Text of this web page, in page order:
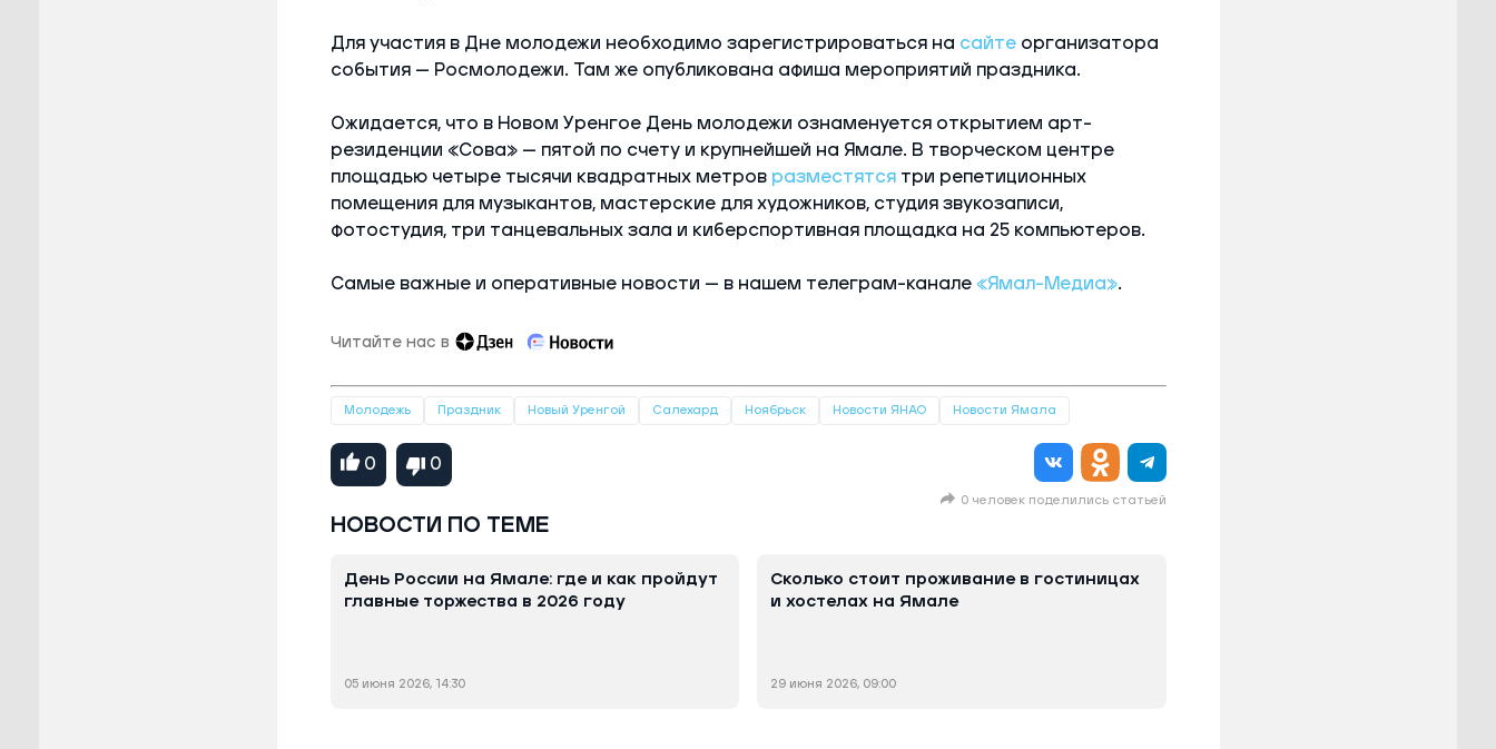
Для участия в Дне молодежи необходимо зарегистрироваться на сайтеорганизатора
события — Росмолодежи. Там же опубликована афиша мероприятий праздника.
Ожидается, что в Новом Уренгое День молодежи ознаменуется открытием арт-
резиденции «Сова» — пятой по счету и крупнейшей на Ямале. В творческом центре
площадью четыре тысячи квадратных метров разместятсятри репетиционных
помещения для музыкантов, мастерские для художников, студия звукозаписи,
фотостудия, три танцевальных зала и киберспортивная площадка на 25 компьютеров.
Самые важные и оперативные новости — в нашем телеграм-канале «Ямал-Медиа».
Читайте нас в
Молодежь Праздник Новый Уренгой Салехард Ноябрьск Новости ЯНАО Новости Ямала
0 0
0 человек поделились статьей
НОВОСТИ ПО ТЕМЕ
День России на Ямале: где и как пройдут
главные торжества в 2026 году
05 июня 2026, 14:30
Сколько стоит проживание в гостиницах
и хостелах на Ямале
29 июня 2026, 09:00